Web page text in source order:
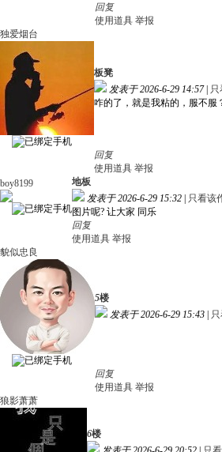
回复
使用道具 举报
独爱烟台
板凳
发表于 2026-6-29 14:57
只
咋的了，就是我粘的，服不服
回复
使用道具 举报
boy8199
地板
发表于 2026-6-29 15:32
只看该
图片呢? 让大家 同乐
回复
使用道具 举报
貌似忠良
5楼
发表于 2026-6-29 15:43
回复
使用道具 举报
狼影萧萧
6楼